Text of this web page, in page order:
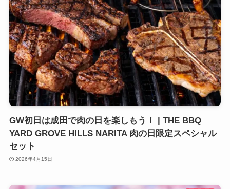
GW初日は成田で肉の日を楽しもう！ | THE BBQ
YARD GROVE HILLS NARITA 肉の日限定スペシャル
セット
2026年4月15日